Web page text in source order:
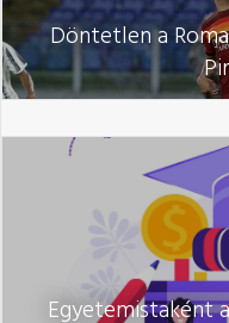
Döntetlen a
Egyetemistaként